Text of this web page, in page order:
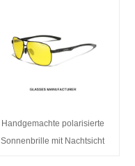
Handgemachte polarisierte
Sonnenbrille mit Nachtsicht